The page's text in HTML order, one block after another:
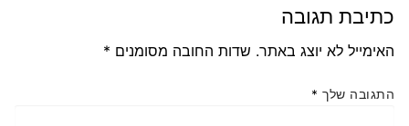
כתיבת תגובה
האימייל לא יוצג באתר. שדות החובה מסומנים *
התגובה שלך *